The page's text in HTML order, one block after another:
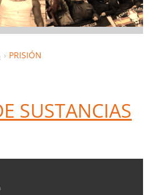
PRISIÓN
SUSTANCIAS